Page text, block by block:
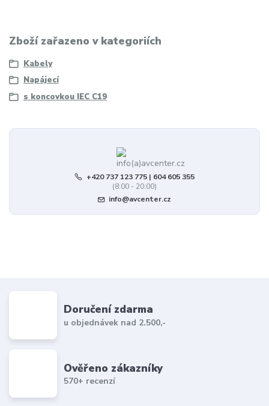
Zboží zařazeno v kategoriích
Kabely
Napájecí
s koncovkou IEC C19
+420 737 123 775 | 604 605 355
(8:00 - 20:00)
info@avcenter.cz
Doručení zdarma
u objednávek nad 2.500,-
Ověřeno zákazníky
570+ recenzí